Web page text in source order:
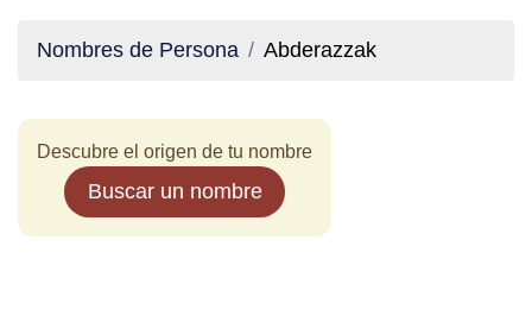
Nombres de Persona Abderazzak
Descubre el origen de tu nombre
Buscar un nombre